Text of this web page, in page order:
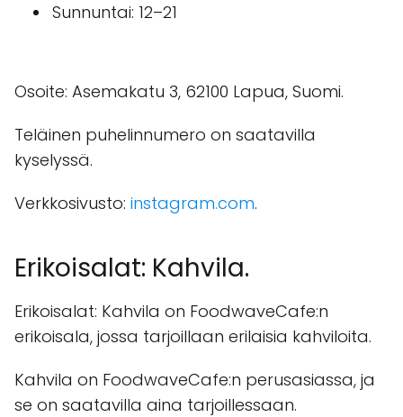
Sunnuntai: 12–21
Osoite: Asemakatu 3, 62100 Lapua, Suomi.
Teläinen puhelinnumero on saatavilla
kyselyssä.
Verkkosivusto: instagram.com.
Erikoisalat: Kahvila.
Erikoisalat: Kahvila on FoodwaveCafe:n
erikoisala, jossa tarjoillaan erilaisia kahviloita.
Kahvila on FoodwaveCafe:n perusasiassa, ja
se on saatavilla aina tarjoillessaan.